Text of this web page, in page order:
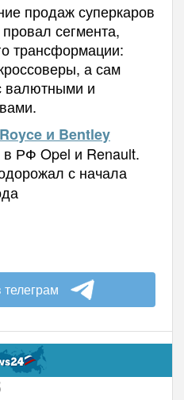
продаж суперкаров
сегмента,
трансформации:
а сам
валютными и
и Bentley
РФ Opel и Renault.
с начала